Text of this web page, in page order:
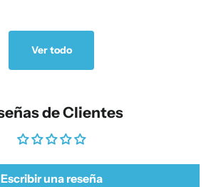
Ver todo
de Clientes
Escribir una reseña